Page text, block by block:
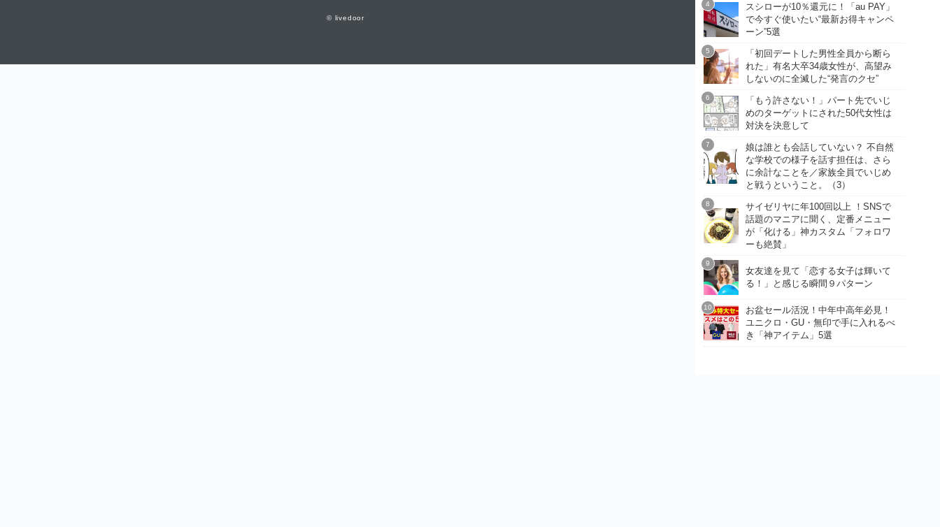
スシローが10％還元に！「au PAY」
で今すぐ使いたい“最新お得キャンペ
ーン”5選
「初回デートした男性全員から断ら
れた」有名大卒34歳女性が、高望み
しないのに全滅した“発言のクセ”
「もう許さない！」パート先でいじ
めのターゲットにされた50代女性は
対決を決意して
娘は誰とも会話していない？ 不自然
な学校での様子を話す担任は、さら
に余計なことを／家族全員でいじめ
と戦うということ。（3）
サイゼリヤに年100回以上 ！SNSで
話題のマニアに聞く、定番メニュー
が「化ける」神カスタム「フォロワ
ーも絶賛」
女友達を見て「恋する女子は輝いて
る！」と感じる瞬間９パターン
お盆セール活況！中年中高年必見！
ユニクロ・GU・無印で手に入れるべ
き「神アイテム」5選
© livedoor